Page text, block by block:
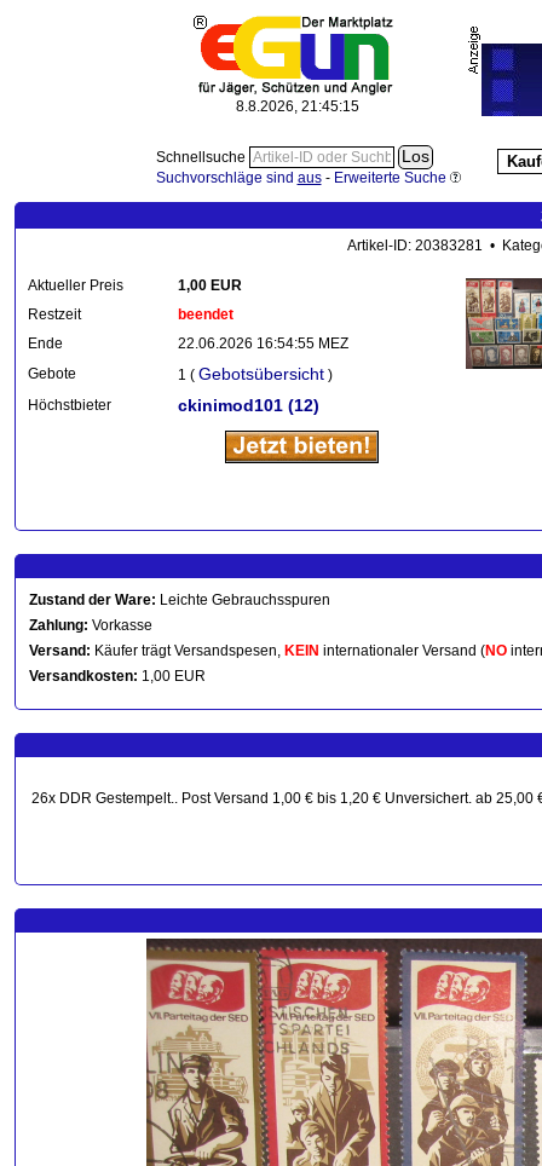
8.8.2026, 21:45:15
Schnellsuche
Suchvorschläge sind aus- Erweiterte Suche
Artikel-ID: 20383281 •
Aktueller Preis
1,00 EUR
Restzeit
beendet
Ende
22.06.2026 16:54:55 MEZ
Gebote
1 ( Gebotsübersicht )
Höchstbieter
ckinimod101 (12)
Zustand der Ware: Leichte Gebrauchsspuren
Zahlung: Vorkasse
Versand: Käufer trägt Versandspesen, KEIN internationaler Versand (NO
Versandkosten: 1,00 EUR
26x DDR Gestempelt.. Post Versand 1,00 € bis 1,20 € Unversichert. ab 25,00